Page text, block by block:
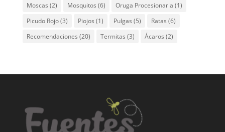
Moscas (2) Mosquitos (6) Oruga Procesionaria (1)
Picudo Rojo(3) Piojos (1) Pulgas (5) Ratas (6)
Recomendaciones (20) Termitas (3) Ácaros (2)